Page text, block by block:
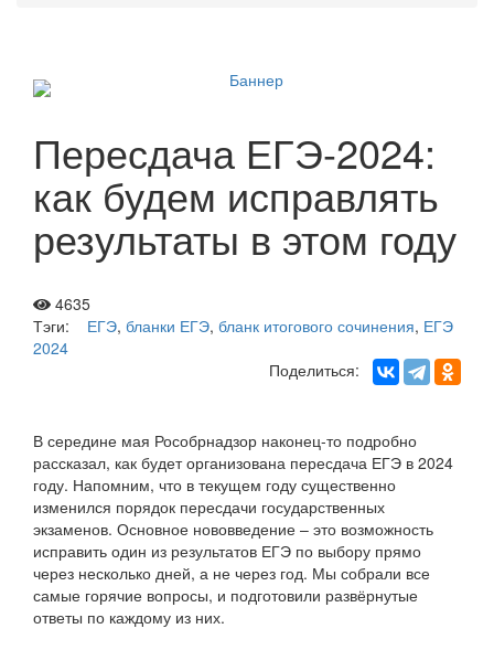
Пересдача ЕГЭ-2024:
как будем исправлять
результаты в этом году
4635
Тэги:
ЕГЭ, бланки ЕГЭ, бланк итогового сочинения, ЕГЭ
2024
Поделиться:
В середине мая Рособрнадзор наконец-то подробно
рассказал, как будет организована пересдача ЕГЭ в 2024
году. Напомним, что в текущем году существенно
изменился порядок пересдачи государственных
экзаменов. Основное нововведение – это возможность
исправить один из результатов ЕГЭ по выбору прямо
через несколько дней, а не через год. Мы собрали все
самые горячие вопросы, и подготовили развёрнутые
ответы по каждому из них.